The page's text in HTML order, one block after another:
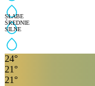
SŁABE
ŚREDNIE
SILNE
24°
21°
21°